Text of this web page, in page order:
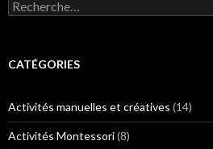
R
e
e
h
e
r
CATÉGORIES
Activités manuelles et créatives (14)
Activités Montessori(8)